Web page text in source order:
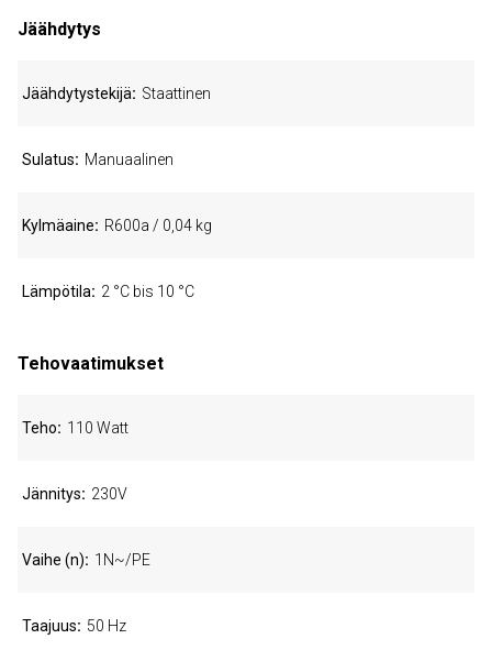
Jäähdytys
Jäähdytystekijä Staattinen
Sulatus Manuaalinen
Kylmäaine R600a / 0,04 kg
Lämpötila 2 °C bis 10 °C
Tehovaatimukset
Teho 110 Watt
Jännitys 230V
Vaihe (n) 1N~/PE
Taajuus 50 Hz